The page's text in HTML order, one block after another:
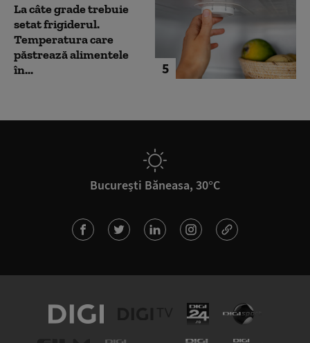
5
La câte grade trebuie
setat frigiderul.
Temperatura care
păstrează alimentele
în...
București Băneasa, 30°C